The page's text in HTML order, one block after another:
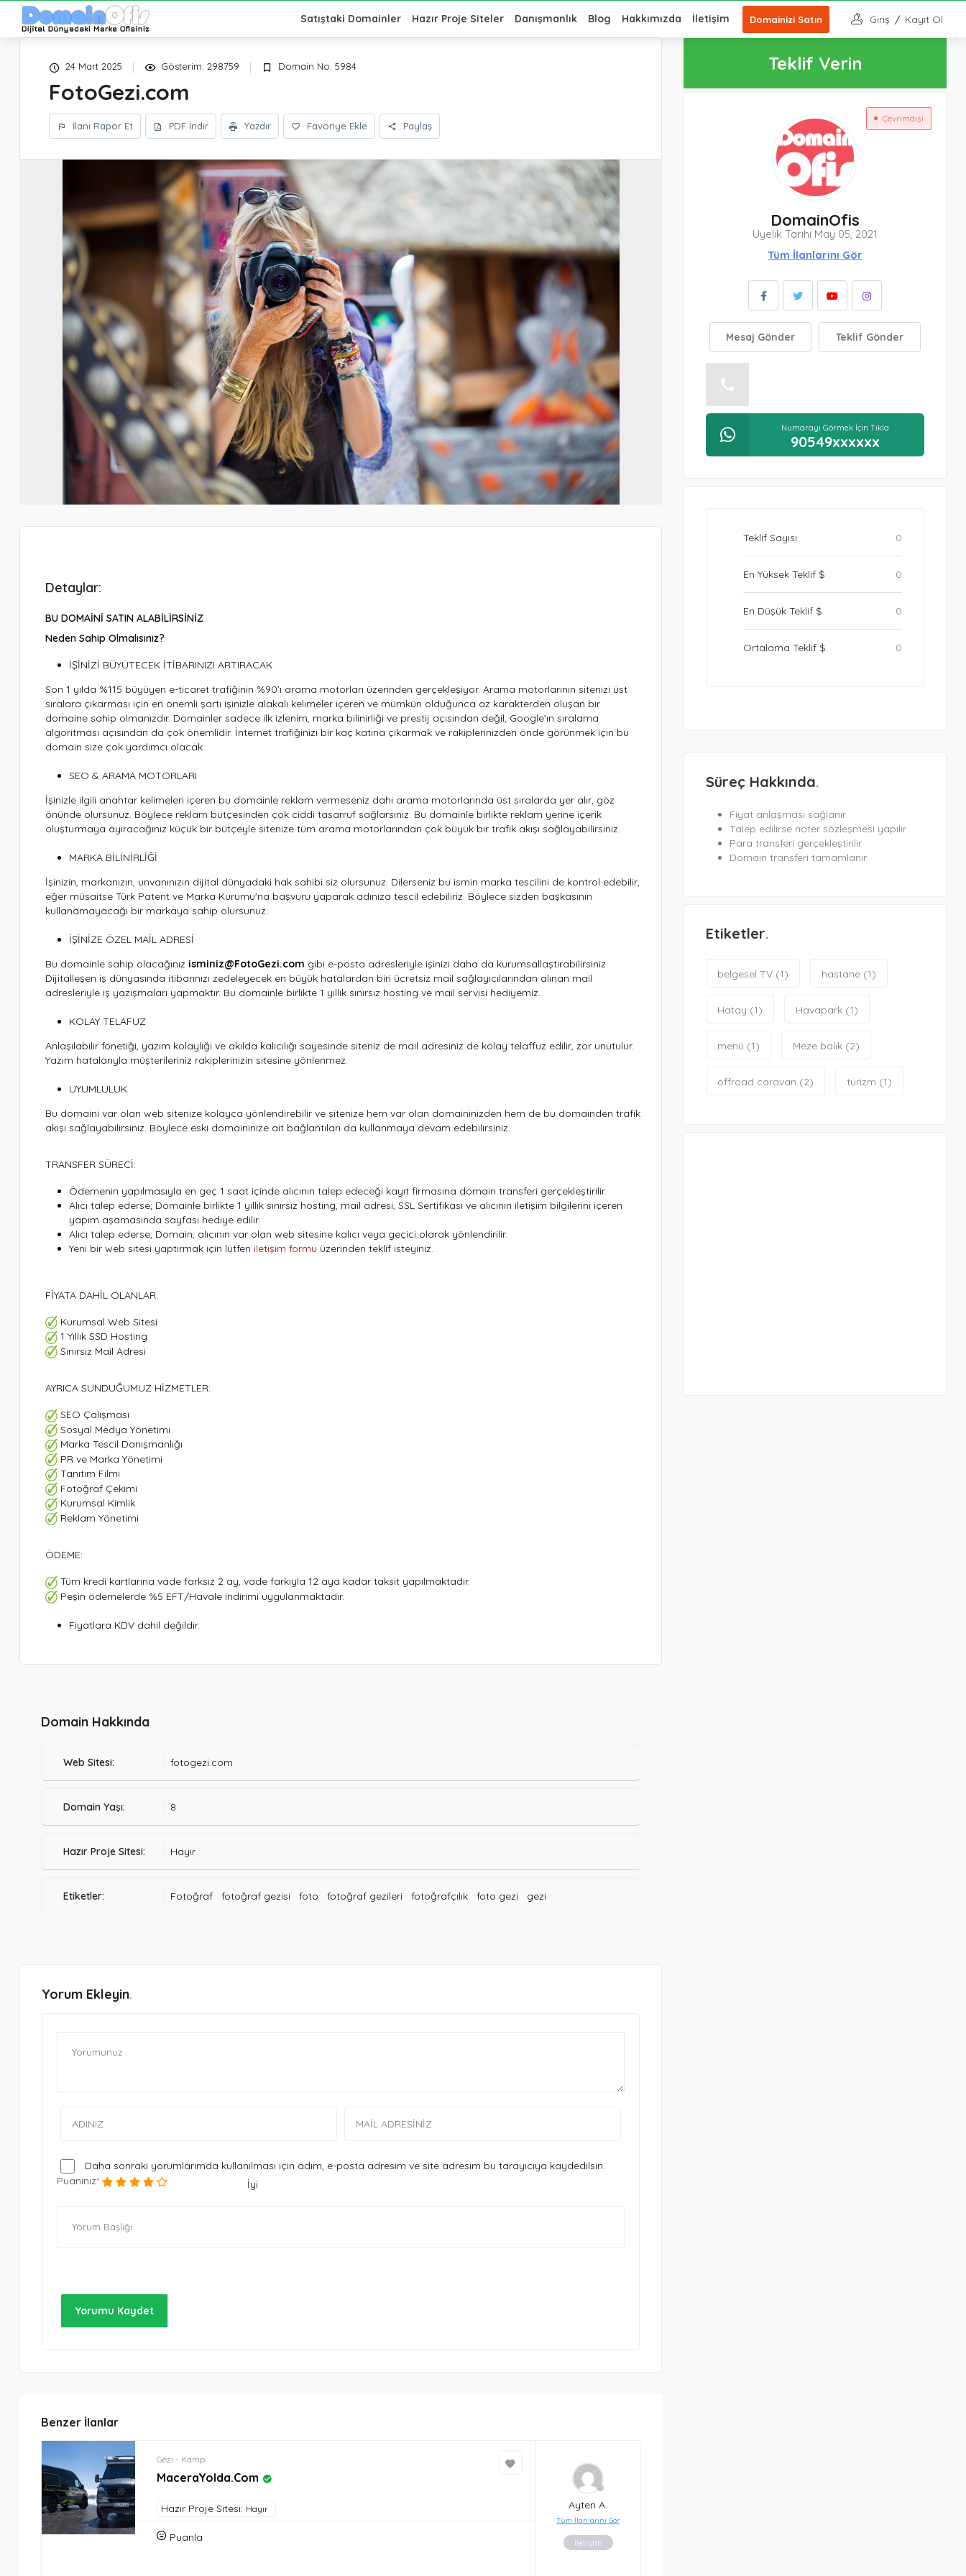
Satıştaki Domainler Hazır Proje Siteler Danışmanlık Blog Hakkımızda İletişim Giriş / Kayıt Ol
Domainizi Satın
Gezi - Kamp» FotoGezi.com
24 Mart 2025 Gösterim: 298759 Domain No: 5984
FotoGezi.com
İlanı Rapor Et PDF İndir Yazdır Favoriye Ekle Paylaş
Detaylar:
BU DOMAİNİ SATIN ALABİLİRSİNİZ
Neden Sahip Olmalısınız?
İŞİNİZİ BÜYÜTECEK İTİBARINIZI ARTIRACAK
Son 1 yılda %115 büyüyen e-ticaret trafiğinin %90’ı arama motorları üzerinden gerçekleşiyor. Arama motorlarının sitenizi üst
sıralara çıkarması için en önemli şartı işinizle alakalı kelimeler içeren ve mümkün olduğunca az karakterden oluşan bir
domaine sahip olmanızdır. Domainler sadece ilk izlenim, marka bilinirliği ve prestij açısından değil, Google’ın sıralama
algoritması açısından da çok önemlidir. İnternet trafiğinizi bir kaç katına çıkarmak ve rakiplerinizden önde görünmek için bu
domain size çok yardımcı olacak.
SEO & ARAMA MOTORLARI
İşinizle ilgili anahtar kelimeleri içeren bu domainle reklam vermeseniz dahi arama motorlarında üst sıralarda yer alır, göz
önünde olursunuz. Böylece reklam bütçesinden çok ciddi tasarruf sağlarsınız. Bu domainle birlikte reklam yerine içerik
oluşturmaya ayıracağınız küçük bir bütçeyle sitenize tüm arama motorlarından çok büyük bir trafik akışı sağlayabilirsiniz.
MARKA BİLİNİRLİĞİ
İşinizin, markanızın, unvanınızın dijital dünyadaki hak sahibi siz olursunuz. Dilerseniz bu ismin marka tescilini de kontrol edebilir,
eğer müsaitse Türk Patent ve Marka Kurumu'na başvuru yaparak adınıza tescil edebiliriz. Böylece sizden başkasının
kullanamayacağı bir markaya sahip olursunuz.
İŞİNİZE ÖZEL MAİL ADRESİ
Bu domainle sahip olacağınız isminiz@FotoGezi.com gibi e-posta adresleriyle işinizi daha da kurumsallaştırabilirsiniz.
Dijitalleşen iş dünyasında itibarınızı zedeleyecek en büyük hatalardan biri ücretsiz mail sağlayıcılarından alınan mail
adresleriyle iş yazışmaları yapmaktır. Bu domainle birlikte 1 yıllık sınırsız hosting ve mail servisi hediyemiz.
KOLAY TELAFUZ
Anlaşılabilir fonetiği, yazım kolaylığı ve akılda kalıcılığı sayesinde siteniz de mail adresiniz de kolay telaffuz edilir, zor unutulur.
Yazım hatalarıyla müşterileriniz rakiplerinizin sitesine yönlenmez.
UYUMLULUK
Bu domaini var olan web sitenize kolayca yönlendirebilir ve sitenize hem var olan domaininizden hem de bu domainden trafik
akışı sağlayabilirsiniz. Böylece eski domaininize ait bağlantıları da kullanmaya devam edebilirsiniz.
TRANSFER SÜRECİ:
Ödemenin yapılmasıyla en geç 1 saat içinde alıcının talep edeceği kayıt firmasına domain transferi gerçekleştirilir.
Alıcı talep ederse; Domainle birlikte 1 yıllık sınırsız hosting, mail adresi, SSL Sertifikası ve alıcının iletişim bilgilerini içeren
yapım aşamasında sayfası hediye edilir.
Alıcı talep ederse; Domain, alıcının var olan web sitesine kalıcı veya geçici olarak yönlendirilir.
Yeni bir web sitesi yaptırmak için lütfen iletişim formu üzerinden teklif isteyiniz.
FİYATA DAHİL OLANLAR:
Kurumsal Web Sitesi
1 Yıllık SSD Hosting
Sınırsız Mail Adresi
AYRICA SUNDUĞUMUZ HİZMETLER:
SEO Çalışması
Sosyal Medya Yönetimi
Marka Tescil Danışmanlığı
PR ve Marka Yönetimi
Tanıtım Filmi
Fotoğraf Çekimi
Kurumsal Kimlik
Reklam Yönetimi
ÖDEME:
Tüm kredi kartlarına vade farksız 2 ay, vade farkıyla 12 aya kadar taksit yapılmaktadır.
Peşin ödemelerde %5 EFT/Havale indirimi uygulanmaktadır.
Fiyatlara KDV dahil değildir.
Domain Hakkında
Web Sitesi: fotogezi.com
Domain Yaşı: 8
Hazır Proje Sitesi: Hayır
Etiketler: Fotoğraf fotoğraf gezisi foto fotoğraf gezileri fotoğrafçılık foto gezi gezi
Yorum Ekleyin
Daha sonraki yorumlarımda kullanılması için adım, e-posta adresim ve site adresim bu tarayıcıya kaydedilsin.
Puanınız
İyi
Benzer İlanlar
Gezi - Kamp
MaceraYolda.com
Hazır Proje Sitesi: Hayır
Puanla
Ayten A.
Tüm İlanlarını Gör
İletişim
Teklif Verin
Çevrimdışı
DomainOfis
Üyelik Tarihi May 05, 2021
Tüm İlanlarını Gör
Mesaj Gönder Teklif Gönder
Numarayı Görmek İçin Tıkla
90549xxxxxx
Teklif Sayısı 0
En Yüksek Teklif $ 0
En Düşük Teklif $ 0
Ortalama Teklif $ 0
Süreç Hakkında
Fiyat anlaşması sağlanır
Talep edilirse noter sözleşmesi yapılır
Para transferi gerçekleştirilir
Domain transferi tamamlanır
Etiketler
belgesel TV (1) hastane (1)
Hatay (1) Havapark (1)
menü (1) Meze balık (2)
offroad caravan (2) turizm (1)